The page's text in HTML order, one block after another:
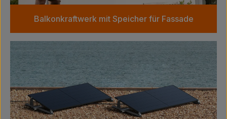
Balkonkraftwerk mit Speicher für Fassade